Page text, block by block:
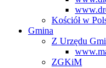
Kościół w
Gmina
Z Urzędu
ZGKiM